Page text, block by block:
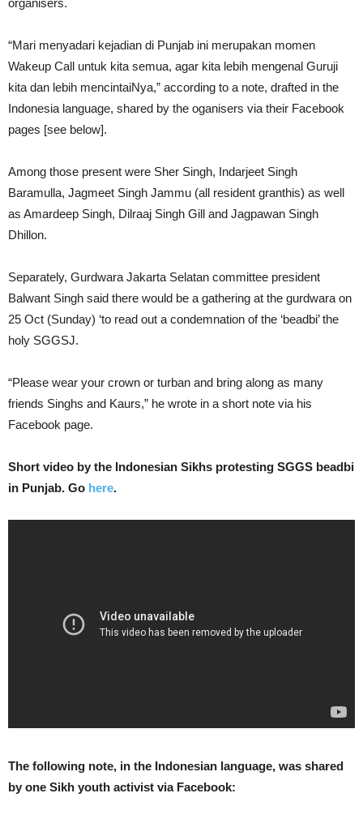
organisers.
“Mari menyadari kejadian di Punjab ini merupakan momen
Wakeup Call untuk kita semua, agar kita lebih mengenal Guruji
kita dan lebih mencintaiNya,” according to a note, drafted in the
Indonesia language, shared by the oganisers via their Facebook
pages [see below].
Among those present were Sher Singh, Indarjeet Singh
Baramulla, Jagmeet Singh Jammu (all resident granthis) as well
as Amardeep Singh, Dilraaj Singh Gill and Jagpawan Singh
Dhillon.
Separately, Gurdwara Jakarta Selatan committee president
Balwant Singh said there would be a gathering at the gurdwara on
25 Oct (Sunday) ‘to read out a condemnation of the ‘beadbi’ the
holy SGGSJ.
“Please wear your crown or turban and bring along as many
friends Singhs and Kaurs,” he wrote in a short note via his
Facebook page.
Short video by the Indonesian Sikhs protesting SGGS beadbi
in Punjab. Go here.
The following note, in the Indonesian language, was shared
by one Sikh youth activist via Facebook: